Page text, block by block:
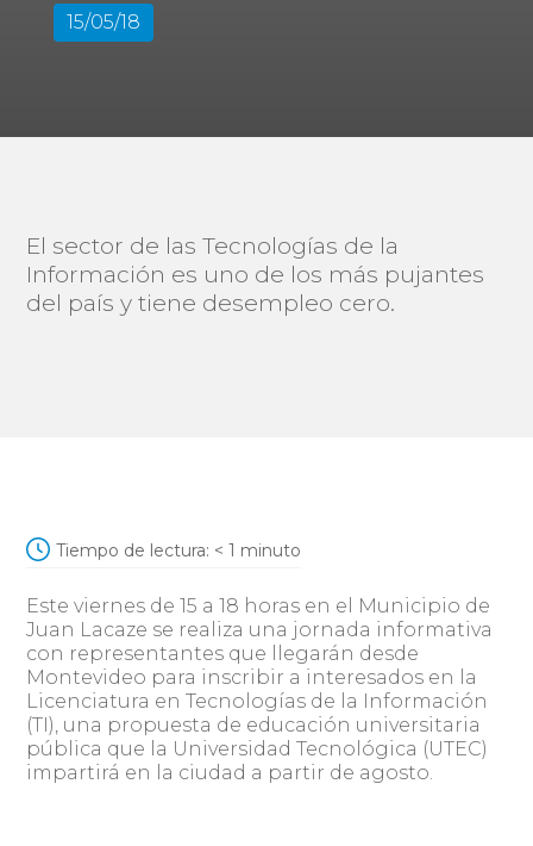
15/05/18
El sector de las Tecnologías de la
Información es uno de los más pujantes
del país y tiene desempleo cero.
Tiempo de lectura: < 1 minuto
Este viernes de 15 a 18 horas en el Municipio de
Juan Lacaze se realiza una jornada informativa
con representantes que llegarán desde
Montevideo para inscribir a interesados en la
Licenciatura en Tecnologías de la Información
(TI), una propuesta de educación universitaria
pública que la Universidad Tecnológica (UTEC)
impartirá en la ciudad a partir de agosto.